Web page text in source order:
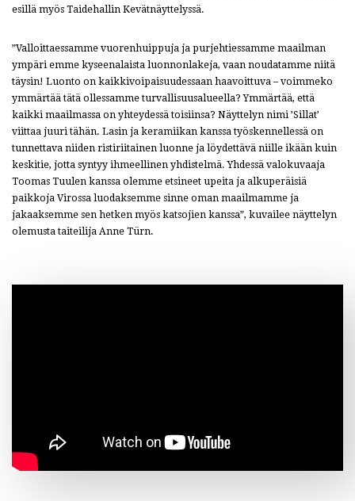
esillä myös Taidehallin Kevätnäyttelyssä.
”Valloittaessamme vuorenhuippuja ja purjehtiessamme maailman
ympäri emme kyseenalaista luonnonlakeja, vaan noudatamme niitä
täysin! Luonto on kaikkivoipaisuudessaan haavoittuva – voimmeko
ymmärtää tätä ollessamme turvallisuusalueella? Ymmärtää, että
kaikki maailmassa on yhteydessä toisiinsa? Näyttelyn nimi ’Sillat’
viittaa juuri tähän. Lasin ja keramiikan kanssa työskennellessä on
tunnettava niiden ristiriitainen luonne ja löydettävä niille ikään kuin
keskitie, jotta syntyy ihmeellinen yhdistelmä. Yhdessä valokuvaaja
Toomas Tuulen kanssa olemme etsineet upeita ja alkuperäisiä
paikkoja Virossa luodaksemme sinne oman maailmamme ja
jakaaksemme sen hetken myös katsojien kanssa”, kuvailee näyttelyn
olemusta taiteilija Anne Türn.